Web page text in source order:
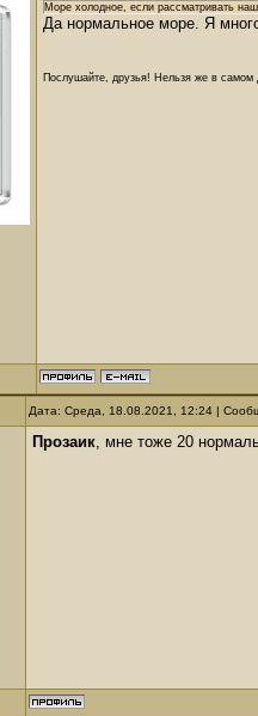
Море холодное, если рассматривать
Да нормальное море. Я
Послушайте, друзья! Нельзя же в самом
Дата: Среда, 18.08.2021, 12:24 |
Прозаик, мне тоже 20